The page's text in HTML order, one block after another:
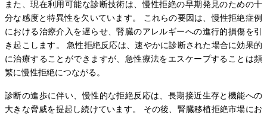
また、現在利用可能な診断技術は、慢性拒絶の早期発見のための十
分な感度と特異性を欠いています。 これらの要因は、慢性拒絶症例
における治療介入を遅らせ、腎臓のアレルギーへの進行的損傷を引
き起こします。 急性拒絶反応は、速やかに診断された場合に効果的
に治療することができますが、急性療法をエスケープすることは頻
繁に慢性拒絶につながる。
診断の進歩に伴い、慢性的な拒絶反応は、長期接近生存と機能への
大きな脅威を提起し続けています。 その後、腎臓移植拒絶市場にお